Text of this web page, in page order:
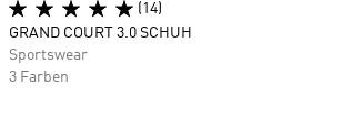
(14)
GRAND COURT 3.0 SCHUH
Sportswear
3 Farben